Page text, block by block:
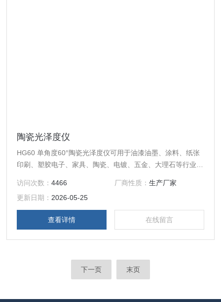
陶瓷光泽度仪
HG60 单角度60°陶瓷光泽度仪可用于油漆油墨、涂料、纸张
印刷、塑胶电子、家具、陶瓷、电镀、五金、大理石等行业的
大彩色显示屏，可同时显示5组测试数据。
访问次数：4466 厂商性质： 生产厂家
更新日期： 2026-05-25
查看详情 在线留言
下一页 末页